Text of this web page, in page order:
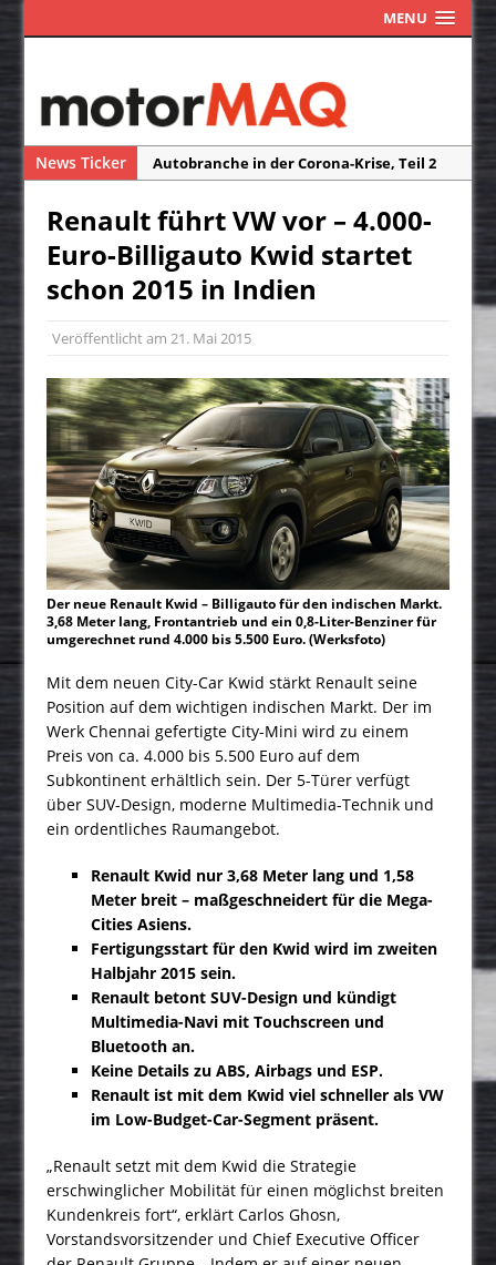
MENU
News Ticker
Autobranche in der Corona-Krise, Teil 2
Das Assistenzsystem ISA macht Blitzer
und Radarfallen überflüssig
Die Reisefreiheit ist ein Traum
Renault führt VW vor – 4.000-
Euro-Billigauto Kwid startet
schon 2015 in Indien
Veröffentlicht am21. Mai 2015
Der neue Renault Kwid – Billigauto für den indischen Markt.
3,68 Meter lang, Frontantrieb und ein 0,8-Liter-Benziner für
umgerechnet rund 4.000 bis 5.500 Euro. (Werksfoto)
Mit dem neuen City-Car Kwid stärkt Renault seine
Position auf dem wichtigen indischen Markt. Der im
Werk Chennai gefertigte City-Mini wird zu einem
Preis von ca. 4.000 bis 5.500 Euro auf dem
Subkontinent erhältlich sein. Der 5-Türer verfügt
über SUV-Design, moderne Multimedia-Technik und
ein ordentliches Raumangebot.
Renault Kwid nur 3,68 Meter lang und 1,58
Meter breit – maßge­schneidert für die Mega-
Cities Asiens.
Fer­tigungsstart für den Kwid wird im zweiten
Halbjahr 2015 sein.
Renault betont SUV-Design und kündigt
Multimedia-Navi mit Touchscreen und
Bluetooth an.
Keine Details zu ABS, Airbags und ESP.
Renault ist mit dem Kwid viel schneller als VW
im Low-Budget-Car-Segment präsent.
„Renault setzt mit dem Kwid die Strategie
erschwinglicher Mobilität für einen möglichst breiten
Kundenkreis fort“, erklärt Carlos Ghosn,
Vorstandsvorsitzender und Chief Executive Officer